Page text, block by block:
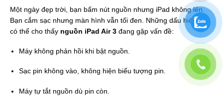
Một ngày đẹp trời, bạn bấm nút nguồn nhưng iPad không lên.
Bạn cắm sạc nhưng màn hình vẫn tối đen. Những dấu hiệu sau
có thể cho thấy nguồn iPad Air 3đang gặp vấn đề:
Máy không phản hồi khi bật nguồn.
Sạc pin không vào, không hiện biểu tượng pin.
Máy tự tắt nguồn dù pin còn.